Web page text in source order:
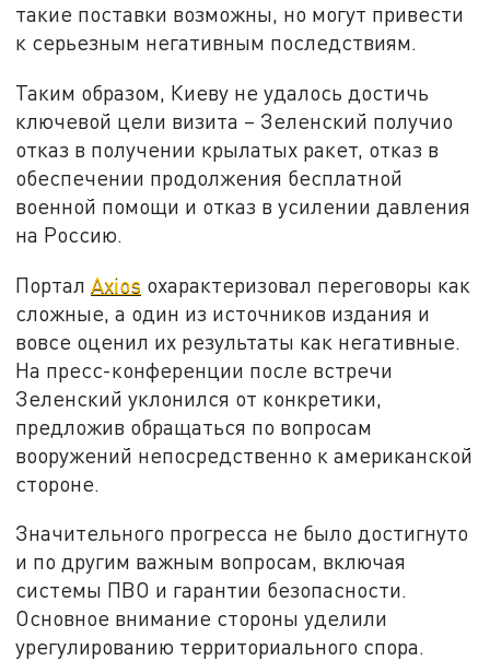
такие поставки возможны, но могут привести
к серьезным негативным последствиям.
Таким образом, Киеву не удалось достичь
ключевой цели визита – Зеленский получио
отказ в получении крылатых ракет, отказ в
обеспечении продолжения бесплатной
военной помощи и отказ в усилении давления
на Россию.
Портал Axios охарактеризовал переговоры как
сложные, а один из источников издания и
вовсе оценил их результаты как негативные.
На пресс-конференции после встречи
Зеленский уклонился от конкретики,
предложив обращаться по вопросам
вооружений непосредственно к американской
стороне.
Значительного прогресса не было достигнуто
и по другим важным вопросам, включая
системы ПВО и гарантии безопасности.
Основное внимание стороны уделили
урегулированию территориального спора.